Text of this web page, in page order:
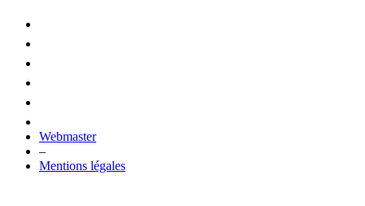
Webmaster
–
Mentions légales